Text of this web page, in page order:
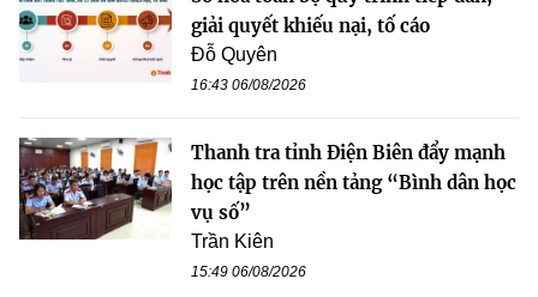
giải quyết khiếu nại, tố cáo
Đỗ Quyên
16:43 06/08/2026
Thanh tra tỉnh Điện Biên đẩy mạnh
học tập trên nền tảng “Bình dân học
vụ số”
Trần Kiên
15:49 06/08/2026